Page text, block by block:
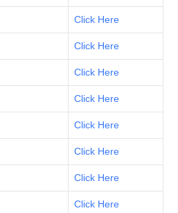
Click Here
Click Here
Click Here
Click Here
Click Here
Click Here
Click Here
Click Here